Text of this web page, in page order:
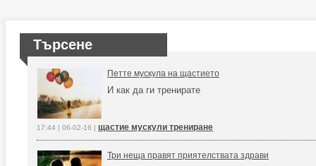
Търсене
Петте мускула на щастието
И как да ги тренирате
17:44 | 06-02-16 | щастие мускули трениране
Три неща правят приятелствата здрави